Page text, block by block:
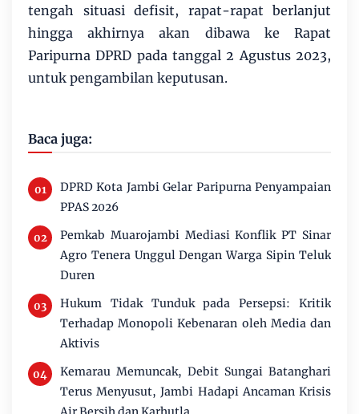
tengah situasi defisit, rapat-rapat berlanjut
hingga akhirnya akan dibawa ke Rapat
Paripurna DPRD pada tanggal 2 Agustus 2023,
untuk pengambilan keputusan.
Baca juga:
DPRD Kota Jambi Gelar Paripurna Penyampaian
PPAS 2026
Pemkab Muarojambi Mediasi Konflik PT Sinar
Agro Tenera Unggul Dengan Warga Sipin Teluk
Duren
Hukum Tidak Tunduk pada Persepsi: Kritik
Terhadap Monopoli Kebenaran oleh Media dan
Aktivis
Kemarau Memuncak, Debit Sungai Batanghari
Terus Menyusut, Jambi Hadapi Ancaman Krisis